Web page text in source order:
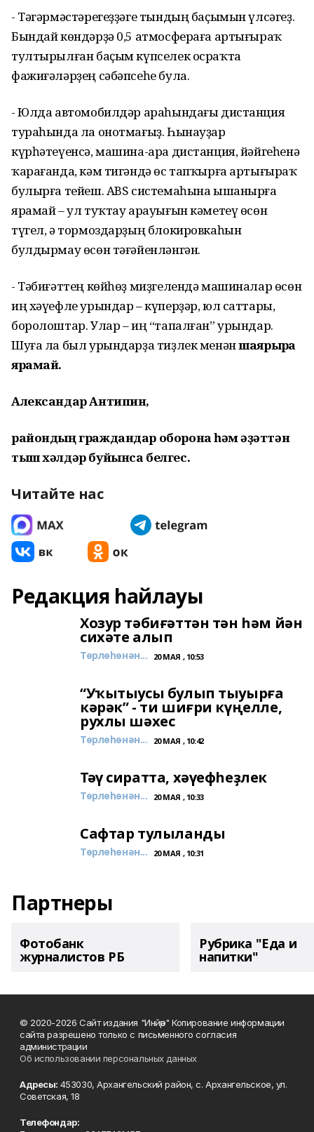
- Тәгәрмәстәрегеҙҙәге тындың баҫымын үлсәгеҙ.
Бындай көндәрҙә 0,5 атмосфераға артығыраҡ
тултырылған баҫым күпселек осраҡта
фажиғәләрҙең сәбәпсеһе була.
- Юлда автомобилдәр араһындағы дистанция
тураһында ла онотмағыҙ. Һынауҙар
күрһәтеүенсә, машина-ара дистанция, йәйгеһенә
ҡарағанда, кәм тигәндә өс тапҡырға артығыраҡ
булырға тейеш. ABS системаһына ышанырға
ярамай – ул туҡтау арауығын кәметеү өсөн
түгел, ә тормоздарҙың блокировкаһын
булдырмау өсөн тәғәйенләнгән.
- Тәбиғәттең көйһөҙ миҙгелендә машиналар өсөн
иң хәүефле урындар – күперҙәр, юл саттары,
боролоштар. Улар – иң “тапалған” урындар.
Шуға ла был урындарҙа тиҙлек менәншаярырға
ярамай.
Александар Антипин,
райондың граждандар оборона һәм ғәҙәттән
тыш хәлдәр буйынса белгес.
Читайте нас
Редакция һайлауы
Хозур тәбиғәттән тән һәм йән
сихәте алып
Төрлөһөнән... 20 МАЯ , 10:53
“Уҡытыусы булып тыуырға
кәрәк” - ти шиғри күңелле,
рухлы шәхес
Төрлөһөнән... 20 МАЯ , 10:42
Тәү сиратта, хәүефһеҙлек
Төрлөһөнән... 20 МАЯ , 10:33
Сафтар тулыланды
Төрлөһөнән... 20 МАЯ , 10:31
Партнеры
Фотобанк
журналистов РБ
Рубрика "Еда и
напитки"
© 2020-2026 Сайт издания "Инйәр" Копирование информации
сайта разрешено только с письменного согласия
администрации
Об использовании персональных данных
Адресы: 453030, Архангельский район, с. Архангельское, ул.
Советская, 18
Телефондар: